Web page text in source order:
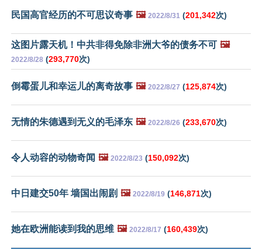
民国高官经历的不可思议奇事 🖼️ 2022/8/31 (201,342次)
这图片露天机！中共非得免除非洲大爷的债务不可 🖼️
2022/8/28 (293,770次)
倒霉蛋儿和幸运儿的离奇故事 🖼️ 2022/8/27 (125,874次)
无情的朱德遇到无义的毛泽东 🖼️ 2022/8/26 (233,670次)
令人动容的动物奇闻 🖼️ 2022/8/23 (150,092次)
中日建交50年 墙国出闹剧 🖼️ 2022/8/19 (146,871次)
她在欧洲能读到我的思维 🖼️ 2022/8/17 (160,439次)